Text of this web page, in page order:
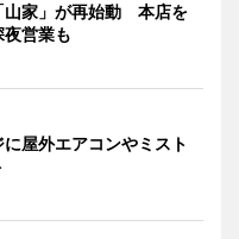
山家」が再始動 本店を
営業も
屋外エアコンやミスト